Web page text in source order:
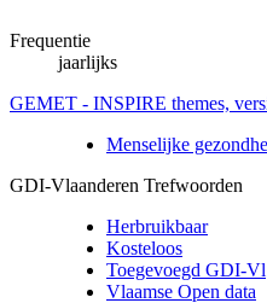
Frequentie
jaarlijks
GEMET - INSPIRE themes,
Menselijke
GDI-Vlaanderen Trefwoorden
Herbruikbaar
Kosteloos
Toegevoegd GDI-Vl
Vlaamse Open data